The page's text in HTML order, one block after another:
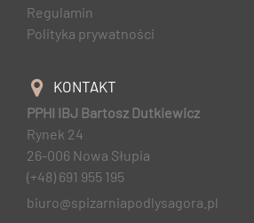
Regulamin
Polityka prywatności
KONTAKT
PPHI IBJ Bartosz Dutkiewicz
Rynek 24
26-006 Nowa Słupia
(+48) 691 955 195
biuro@spizarniapodlysagora.pl